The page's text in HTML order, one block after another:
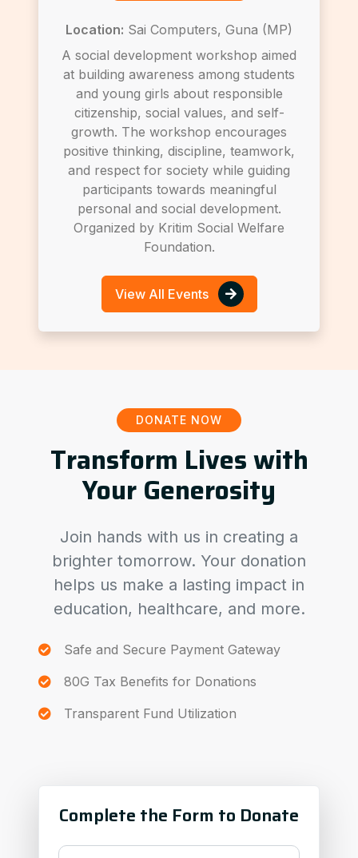
Location: Sai Computers, Guna (MP)
A social development workshop aimed
at building awareness among students
and young girls about responsible
citizenship, social values, and self-
growth. The workshop encourages
positive thinking, discipline, teamwork,
and respect for society while guiding
participants towards meaningful
personal and social development.
Organized by Kritim Social Welfare
Foundation.
View All Events
DONATE NOW
Transform Lives with
Your Generosity
Join hands with us in creating a
brighter tomorrow. Your donation
helps us make a lasting impact in
education, healthcare, and more.
Safe and Secure Payment Gateway
80G Tax Benefits for Donations
Transparent Fund Utilization
Complete the Form to Donate